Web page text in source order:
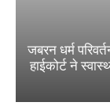
जबरन धर्म
हाईकोर्ट ने